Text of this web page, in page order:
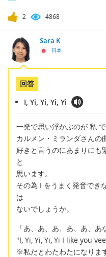
2 4868
Sara K
日本
回答
I, Yi, Yi, Yi, Yi
一発で思い浮かぶのが 私
カルメン・ミランダさんの
好きと言うのにあまりにも
と
思います。
その為 I をうまく発音でき
は
ないでしょうか。
「あ、あ、あ、あ、あ、あ
"I, Yi, Yi, Yi, Yi I like you
※私だとわたわたになりま